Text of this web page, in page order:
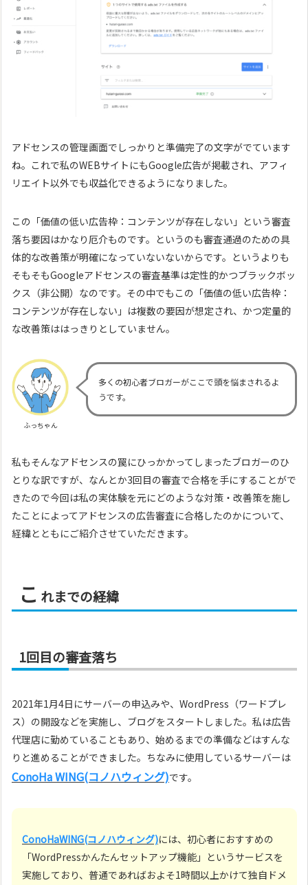
アドセンスの管理画面でしっかりと準備完了の文字がでています
ね。これで私のWEBサイトにもGoogle広告が掲載され、アフィ
リエイト以外でも収益化できるようになりました。
この「価値の低い広告枠：コンテンツが存在しない」という審査
落ち要因はかなり厄介ものです。というのも審査通過のための具
体的な改善策が明確になっていないないからです。というよりも
そもそもGoogleアドセンスの審査基準は定性的かつブラックボッ
クス（非公開）なのです。その中でもこの「価値の低い広告枠：
コンテンツが存在しない」は複数の要因が想定され、かつ定量的
な改善策ははっきりとしていません。
ふっちゃん
多くの初心者ブロガーがここで頭を悩まされるよ
うです。
私もそんなアドセンスの罠にひっかかってしまったブロガーのひ
とりな訳ですが、なんとか3回目の審査で合格を手にすることがで
きたので今回は私の実体験を元にどのような対策・改善策を施し
たことによってアドセンスの広告審査に合格したのかについて、
経緯とともにご紹介させていただきます。
こ れまでの経緯
1回目の審査落ち
2021年1月4日にサーバーの申込みや、WordPress（ワードプレ
ス）の開設などを実施し、ブログをスタートしました。私は広告
代理店に勤めていることもあり、始めるまでの準備などはすんな
りと進めることができました。ちなみに使用しているサーバーは
ConoHa WING(コノハウィング)です。
ConoHaWING(コノハウィング)には、初心者におすすめの
「WordPressかんたんセットアップ機能」というサービスを
実施しており、普通であればおよそ1時間以上かけて独自ドメ